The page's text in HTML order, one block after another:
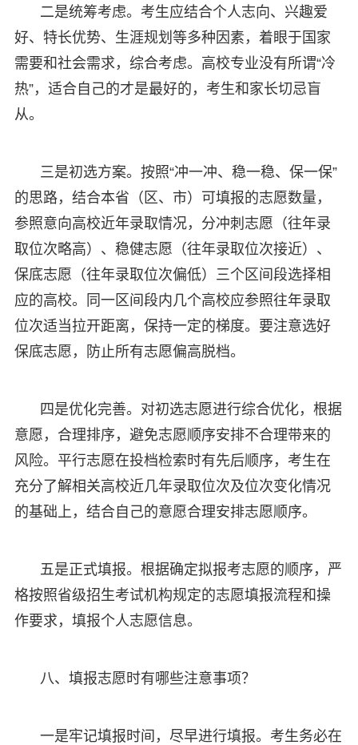
二是统筹考虑。考生应结合个人志向、兴趣爱
好、特长优势、生涯规划等多种因素，着眼于国家
需要和社会需求，综合考虑。高校专业没有所谓“冷
热”，适合自己的才是最好的，考生和家长切忌盲
从。
三是初选方案。按照“冲一冲、稳一稳、保一保”
的思路，结合本省（区、市）可填报的志愿数量，
参照意向高校近年录取情况，分冲刺志愿（往年录
取位次略高）、稳健志愿（往年录取位次接近）、
保底志愿（往年录取位次偏低）三个区间段选择相
应的高校。同一区间段内几个高校应参照往年录取
位次适当拉开距离，保持一定的梯度。要注意选好
保底志愿，防止所有志愿偏高脱档。
四是优化完善。对初选志愿进行综合优化，根据
意愿，合理排序，避免志愿顺序安排不合理带来的
风险。平行志愿在投档检索时有先后顺序，考生在
充分了解相关高校近几年录取位次及位次变化情况
的基础上，结合自己的意愿合理安排志愿顺序。
五是正式填报。根据确定拟报考志愿的顺序，严
格按照省级招生考试机构规定的志愿填报流程和操
作要求，填报个人志愿信息。
八、填报志愿时有哪些注意事项？
一是牢记填报时间，尽早进行填报。考生务必在